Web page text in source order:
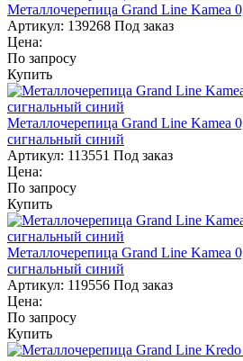
Металлочерепица Grand Line Kamea
Артикул: 139268 Под заказ
Цена:
По запросу
Купить
Металлочерепица Grand Line Kamea
сигнальный синий
Артикул: 113551 Под заказ
Цена:
По запросу
Купить
Металлочерепица Grand Line Kamea
сигнальный синий
Артикул: 119556 Под заказ
Цена:
По запросу
Купить